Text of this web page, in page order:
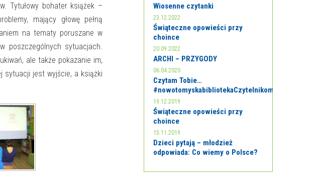
Tytułowy bohater książek –
mający głowę pełną
na tematy poruszane w
poszczególnych sytuacjach.
ale także pokazanie im,
sytuacji jest wyjście, a książki
Wiosenne czytanki
23.12.2022
Świąteczne opowieści przy
choince
20.09.2022
ARCHI – PRZYGODY
06.04.2020
Czytam Tobie…
#nowotomyskabibliotekaCzytelnikom
19.12.2019
Świąteczne opowieści przy
choince
15.11.2019
Dzieci pytają – młodzież
odpowiada: Co wiemy o Polsce?